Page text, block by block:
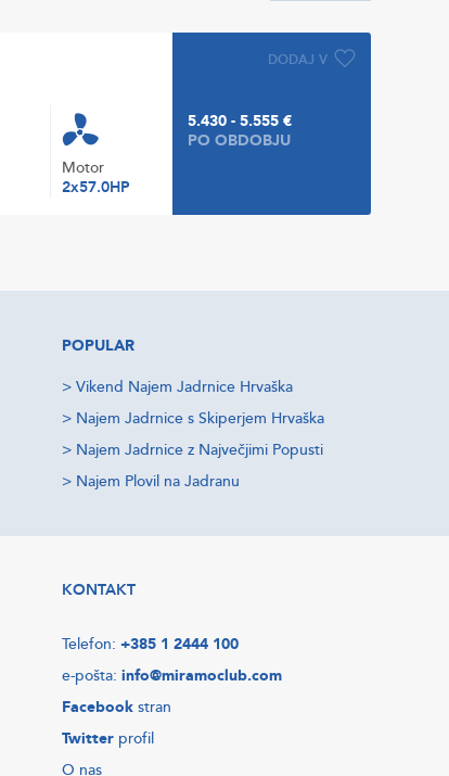
Motor
2x57.0HP
DODAJ V
5.430 - 5.555 €
PO OBDOBJU
POPULAR
> Vikend Najem Jadrnice Hrvaška
> Najem Jadrnice s Skiperjem Hrvaška
> Najem Jadrnice z Največjimi Popusti
> Najem Plovil na Jadranu
KONTAKT
Telefon: +385 1 2444 100
e-pošta: info@miramoclub.com
Facebook stran
Twitter profil
O nas